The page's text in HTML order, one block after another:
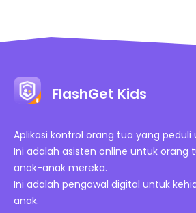
FlashGet Kids
Aplikasi kontrol orang tua yang peduli
Ini adalah asisten online untuk orang
anak-anak mereka.
Ini adalah pengawal digital untuk
anak.